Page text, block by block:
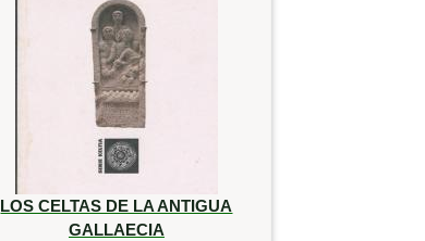
LOS CELTAS DE LA ANTIGUA
GALLAECIA